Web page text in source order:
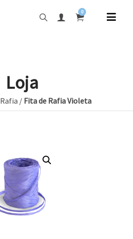
0
Loja
Rafia / Fita de Rafia Violeta